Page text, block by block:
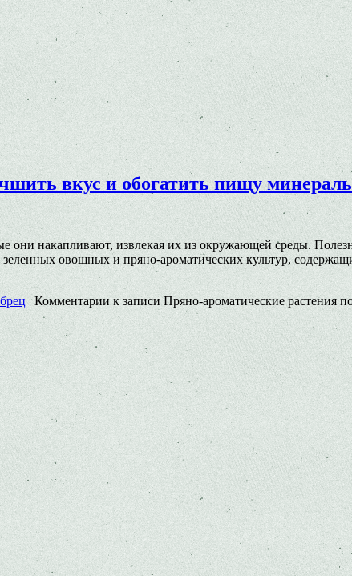
вкус и обогатить пищу
они накапливают, извлекая их из окружающей среды.
овощных и пряно-ароматических культур,
| Комментариик записи Пряно-ароматические растения